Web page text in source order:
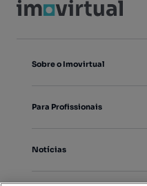
Sobre o Imovirtual
Para Profissionais
Notícias